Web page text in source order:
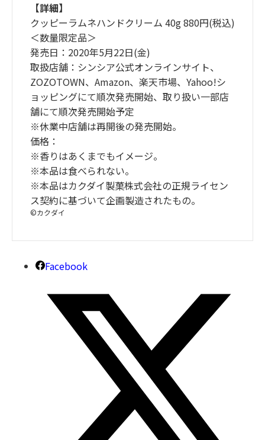
【詳細】
クッピーラムネハンドクリーム 40g 880円(税込)
＜数量限定品＞
発売日：2020年5月22日(金)
取扱店舗：シンシア公式オンラインサイト、
ZOZOTOWN、Amazon、楽天市場、Yahoo!シ
ョッピングにて順次発売開始、取り扱い一部店
舗にて順次発売開始予定
※休業中店舗は再開後の発売開始。
価格：
※香りはあくまでもイメージ。
※本品は食べられない。
※本品はカクダイ製菓株式会社の正規ライセン
ス契約に基づいて企画製造されたもの。
©カクダイ
Facebook